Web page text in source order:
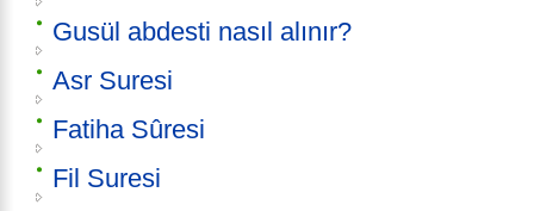
Gusül abdesti nasıl alınır?
Asr Suresi
Fatiha Sûresi
Fil Suresi